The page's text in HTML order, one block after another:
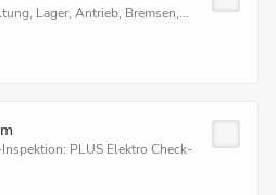
Lager, Antrieb, Bremsen,...
PLUS Elektro Check-